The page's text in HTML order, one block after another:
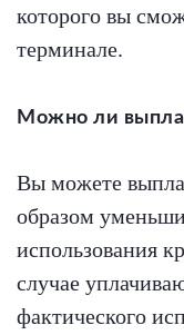
которого вы
терминале.
Можно ли
Вы можете
образом
использования
случае
фактического